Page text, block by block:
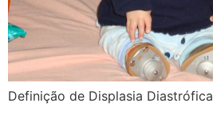
Definição de Displasia Diastrófica